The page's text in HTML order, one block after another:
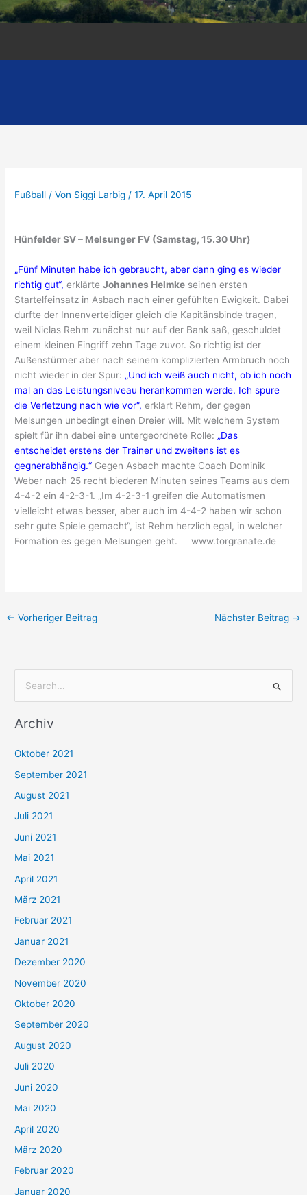
Fußball / Von Siggi Larbig/17. April 2015
Hünfelder SV – Melsunger FV (Samstag, 15.30 Uhr)
„Fünf Minuten habe ich gebraucht, aber dann ging es wieder
richtig gut“, erklärteJohannes Helmke seinen ersten
Startelfeinsatz in Asbach nach einer gefühlten Ewigkeit. Dabei
durfte der Innenverteidiger gleich die Kapitänsbinde tragen,
weil Niclas Rehm zunächst nur auf der Bank saß, geschuldet
einem kleinen Eingriff zehn Tage zuvor. So richtig ist der
Außenstürmer aber nach seinem komplizierten Armbruch noch
nicht wieder in der Spur: „Und ich weiß auch nicht, ob ich noch
mal an das Leistungsniveau herankommen werde. Ich spüre
die Verletzung nach wie vor“, erklärt Rehm, der gegen
Melsungen unbedingt einen Dreier will. Mit welchem System
spielt für ihn dabei eine untergeordnete Rolle: „Das
entscheidet erstens der Trainer und zweitens ist es
gegnerabhängig.“ Gegen Asbach machte Coach Dominik
Weber nach 25 recht biederen Minuten seines Teams aus dem
4-4-2 ein 4-2-3-1. „Im 4-2-3-1 greifen die Automatismen
vielleicht etwas besser, aber auch im 4-4-2 haben wir schon
sehr gute Spiele gemacht“, ist Rehm herzlich egal, in welcher
Formation es gegen Melsungen geht. www.torgranate.de
← Vorheriger Beitrag Nächster Beitrag →
c
n
n
a
c
h
:
Archiv
Oktober 2021
September 2021
August 2021
Juli 2021
Juni 2021
Mai 2021
April 2021
März 2021
Februar 2021
Januar 2021
Dezember 2020
November 2020
Oktober 2020
September 2020
August 2020
Juli 2020
Juni 2020
Mai 2020
April 2020
März 2020
Februar 2020
Januar 2020